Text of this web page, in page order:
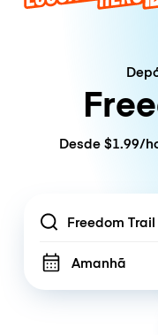
Desde $1.99/
Location
Amanhã